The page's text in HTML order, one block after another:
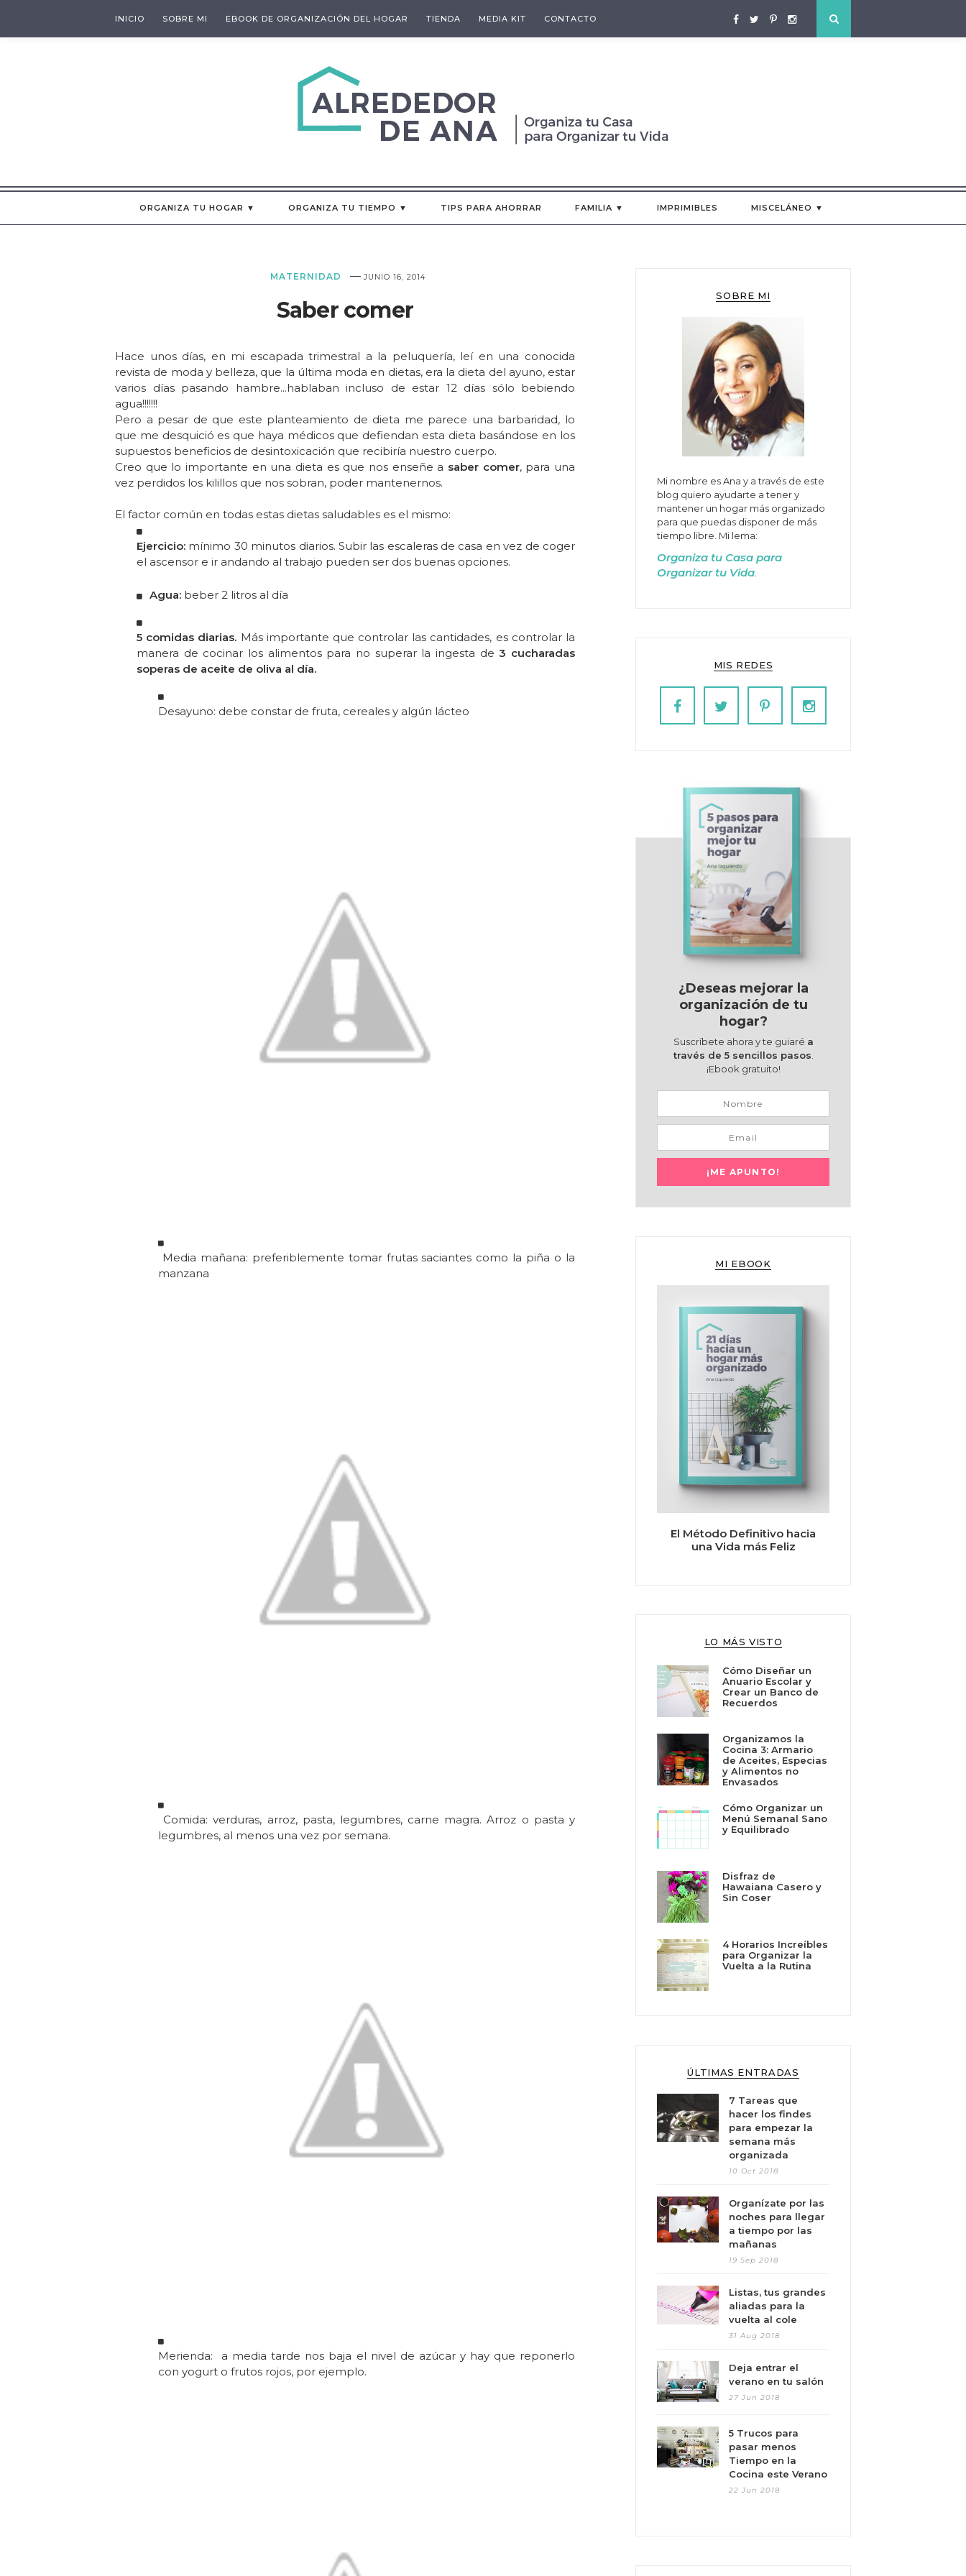
INICIO SOBRE MI EBOOK DE ORGANIZACIÓN DEL HOGAR TIENDA MEDIA KIT CONTACTO
ORGANIZA TU HOGAR ▼ ORGANIZA TU TIEMPO ▼ TIPS PARA AHORRAR FAMILIA ▼ IMPRIMIBLES MISCELÁNEO ▼
MATERNIDAD — JUNIO 16, 2014
Saber comer
Hace unos días, en mi escapada trimestral a la peluquería, leí en una conocida
revista de moda y belleza, que la última moda en dietas, era la dieta del ayuno, estar
varios días pasando hambre...hablaban incluso de estar 12 días sólo bebiendo
agua!!!!!!!
Pero a pesar de que este planteamiento de dieta me parece una barbaridad, lo
que me desquició es que haya médicos que defiendan esta dieta basándose en los
supuestos beneficios de desintoxicación que recibiría nuestro cuerpo.
Creo que lo importante en una dieta es que nos enseñe a saber comer, para una
vez perdidos los kilillos que nos sobran, poder mantenernos.
El factor común en todas estas dietas saludables es el mismo:
Ejercicio: mínimo 30 minutos diarios. Subir las escaleras de casa en vez de coger
el ascensor e ir andando al trabajo pueden ser dos buenas opciones.
Agua: beber 2 litros al día
5 comidas diarias. Más importante que controlar las cantidades, es controlar la
manera de cocinar los alimentos para no superar la ingesta de3 cucharadas
soperas de aceite de oliva al día.
Desayuno: debe constar de fruta, cereales y algún lácteo
Media mañana: preferiblemente tomar frutas saciantes como la piña o la
manzana
Comida: verduras, arroz, pasta, legumbres, carne magra. Arroz o pasta y
legumbres, al menos una vez por semana.
Merienda: a media tarde nos baja el nivel de azúcar y hay que reponerlo
con yogurt o frutos rojos, por ejemplo.
SOBRE MI
Mi nombre es Ana y a través de este
blog quiero ayudarte a tener y
mantener un hogar más organizado
para que puedas disponer de más
tiempo libre. Mi lema:
Organiza tu Casa para
Organizar tu Vida
MIS REDES
¿Deseas mejorar la
organización de tu
hogar?
Suscríbete ahora y te guiaré a
través de 5 sencillos pasos.
¡Ebook gratuito!
MI EBOOK
El Método Definitivo hacia
una Vida más Feliz
LO MÁS VISTO
Cómo Diseñar un
Anuario Escolar y
Crear un Banco de
Recuerdos
Organizamos la
Cocina 3: Armario
de Aceites, Especias
y Alimentos no
Envasados
Cómo Organizar un
Menú Semanal Sano
y Equilibrado
Disfraz de
Hawaiana Casero y
Sin Coser
4 Horarios Increíbles
para Organizar la
Vuelta a la Rutina
ÚLTIMAS ENTRADAS
7 Tareas que
hacer los findes
para empezar la
semana más
organizada
10 Oct 2018
Organízate por las
noches para llegar
a tiempo por las
mañanas
19 Sep 2018
Listas, tus grandes
aliadas para la
vuelta al cole
31 Aug 2018
Deja entrar el
verano en tu salón
27 Jun 2018
5 Trucos para
pasar menos
Tiempo en la
Cocina este Verano
22 Jun 2018